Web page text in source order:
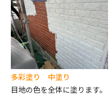
多彩塗り 中塗り
目地の色を全体に塗ります。